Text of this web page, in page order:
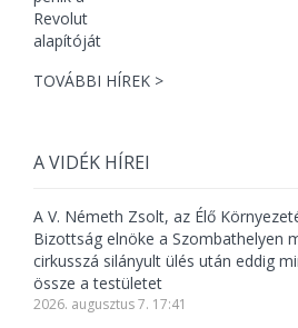
TOVÁBBI HÍREK >
A VIDÉK HÍREI
A V. Németh Zsolt, az Élő
Bizottság elnöke a Szombathelyen
cirkusszá silányult ülés után eddig
össze a testületet
2026. augusztus 7. 17:41